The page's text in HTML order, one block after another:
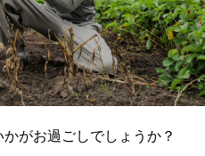
がお過ごしでしょうか？